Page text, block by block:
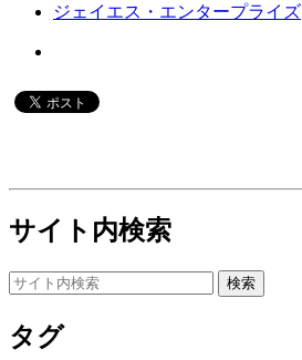
ジェイエス・エンタープライズ
サイト内検索
タグ